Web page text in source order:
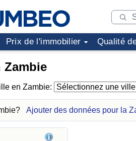
Prix de l'immobilier Qualité
en Zambie:
Ajouter des données pour la